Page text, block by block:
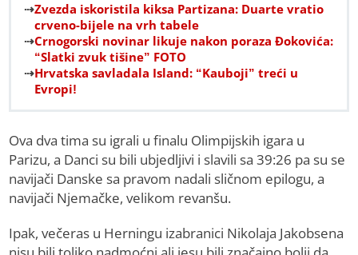
Zvezda iskoristila kiksa Partizana: Duarte vratio
crveno-bijele na vrh tabele
Crnogorski novinar likuje nakon poraza Đokovića:
“Slatki zvuk tišine” FOTO
Hrvatska savladala Island: “Kauboji” treći u
Evropi!
Ova dva tima su igrali u finalu Olimpijskih igara u
Parizu, a Danci su bili ubjedljivi i slavili sa 39:26 pa su se
navijači Danske sa pravom nadali sličnom epilogu, a
navijači Njemačke, velikom revanšu.
Ipak, večeras u Herningu izabranici Nikolaja Jakobsena